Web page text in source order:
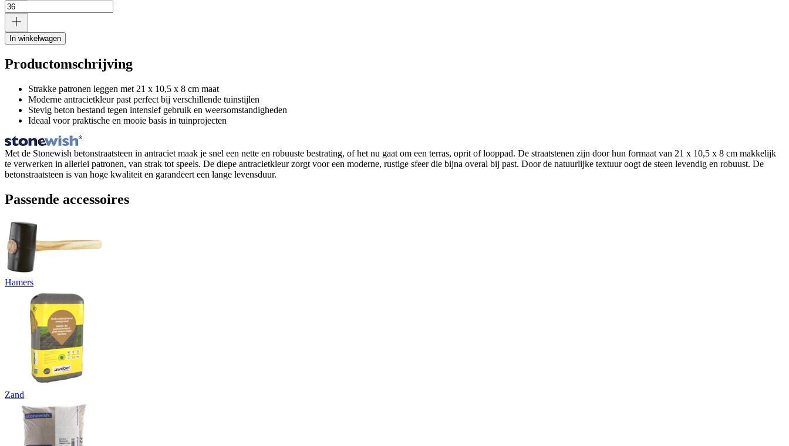
In winkelwagen
Productomschrijving
Strakke patronen leggen met 21 x 10,5 x 8 cm maat
Moderne antracietkleur past perfect bij verschillende tuinstijlen
Stevig beton bestand tegen intensief gebruik en weersomstandigheden
Ideaal voor praktische en mooie basis in tuinprojecten
Met de Stonewish betonstraatsteen in antraciet maak je snel een nette en robuuste bestrating, of het nu gaat om een terras, oprit of looppad. De straatstenen zijn door hun formaat van 21 x 10,5 x 8 cm makkelijk
te verwerken in allerlei patronen, van strak tot speels. De diepe antracietkleur zorgt voor een moderne, rustige sfeer die bijna overal bij past. Door de natuurlijke textuur oogt de steen levendig en robuust. De
betonstraatsteen is van hoge kwaliteit en garandeert een lange levensduur.
Passende accessoires
Hamers
Zand